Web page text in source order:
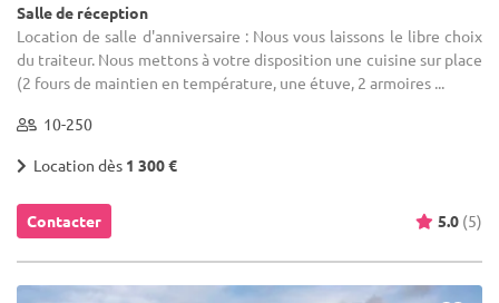
Salle de réception
Location de salle d'anniversaire : Nous vous laissons le libre choix
du traiteur. Nous mettons à votre disposition une cuisine sur place
(2 fours de maintien en température, une étuve, 2 armoires ...
10-250
Location dès 1 300 €
Contacter 5.0 (5)